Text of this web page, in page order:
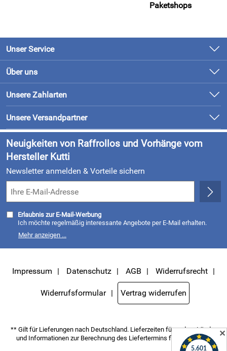
Paketshops
Unser Service
Kontakt
Newsletter
Retourenabwicklung
Lieferung & Bezahlung
Kundenlogin
Über uns
Unsere Bestseller
Marken
Neu
Unsere Zahlarten
Unsere Versandpartner
Neuigkeiten von Raffrollos und Vorhänge vom
Hersteller Kutti
Newsletter anmelden & Vorteile sichern
Erlaubnis zur E-Mail-Werbung
Ich möchte regelmäßig interessante Angebote per E-Mail erhalten.
Meine E-Mail-Adresse wird nicht an andere Unternehmen
weitergegeben. Zu statistischen Zwecken wird in anonymer Form
kann ich jederzeit mit Wirkung für die Zukunft widerrufen, indem ich
den Link "Abmelden" am Ende des Newsletters anklicke oder die Option
Newsletter im Mitgliederbereich deaktiviere. DieDatenschutzerklärung
habe ich zur Kenntnis genommen.
Mehr anzeigen ...
Impressum Datenschutz AGB Widerrufsrecht
Widerrufsformular Vertrag widerrufen
** Gilt für Lieferungen nach Deutschland. Lieferzeiten für andere Länder
und Informationen zur Berechnung des Liefertermins finden Siehier. ✕